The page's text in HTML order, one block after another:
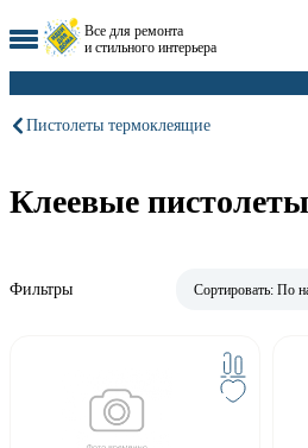
Все для ремонта
и стильного интерьера
Пистолеты термоклеящие
Клеевые пистолеты
Фильтры Сортировать: По